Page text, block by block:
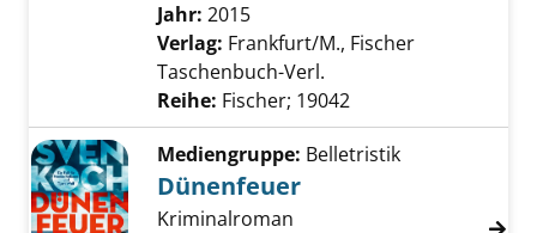
Jahr: 2015
Verlag: Frankfurt/M., Fischer
Taschenbuch-Verl.
Reihe: Fischer; 19042
Mediengruppe: Belletristik
Dünenfeuer
Kriminalroman